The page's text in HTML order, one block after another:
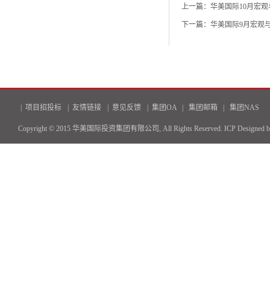
上一篇：华美国际10月宏
下一篇：华美国际9月宏观
| 项目招投标 | 友情链接 | 意见反馈 | 集团OA | 集团邮箱 | 集团NAS
Copyright © 2015 华美国际投资集团有限公司, All Rights Reserved. ICP Designed